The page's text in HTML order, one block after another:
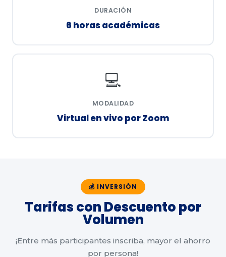
DURACIÓN
6 horas académicas
💻
MODALIDAD
Virtual en vivo por Zoom
💰 INVERSIÓN
Tarifas con Descuento por
Volumen
¡Entre más participantes inscriba, mayor el ahorro
por persona!